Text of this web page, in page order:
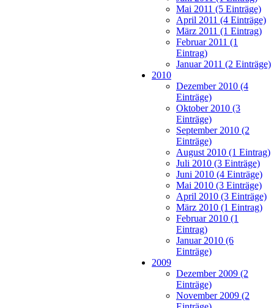
Mai 2011 (5 Einträge)
April 2011 (4 Einträge)
März 2011 (1 Eintrag)
Februar 2011 (1
Eintrag)
Januar 2011 (2 Einträge)
2010
Dezember 2010 (4
Einträge)
Oktober 2010 (3
Einträge)
September 2010 (2
Einträge)
August 2010 (1 Eintrag)
Juli 2010 (3 Einträge)
Juni 2010 (4 Einträge)
Mai 2010 (3 Einträge)
April 2010 (3 Einträge)
März 2010 (1 Eintrag)
Februar 2010 (1
Eintrag)
Januar 2010 (6
Einträge)
2009
Dezember 2009 (2
Einträge)
November 2009 (2